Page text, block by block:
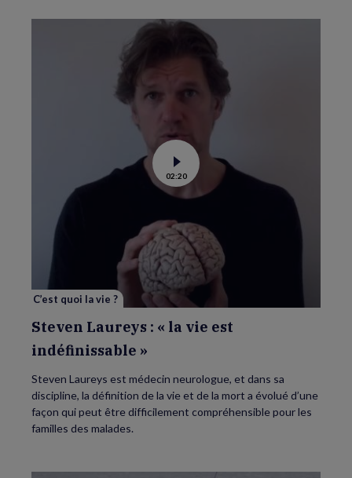
Voir
la
vidéo
de
Laureys
:
«
la
vie
est
indéfinissable
»
02:20
C’est quoi la vie ?
Steven Laureys : « la vie est
indéfinissable »
Steven Laureys est médecin neurologue, et dans sa
discipline, la définition de la vie et de la mort a évolué d’une
façon qui peut être difficilement compréhensible pour les
familles des malades.